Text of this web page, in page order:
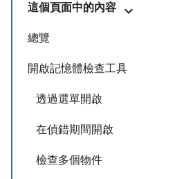
這個頁面中的內容
總覽
開啟記憶體檢查工具
透過選單開啟
在偵錯期間開啟
檢查多個物件